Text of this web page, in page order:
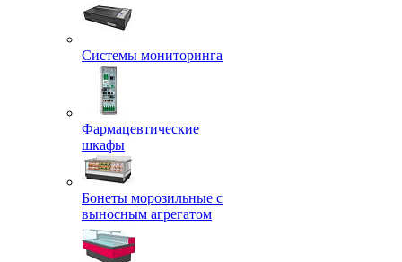
Системы мониторинга
Фармацевтические
шкафы
Бонеты морозильные с
выносным агрегатом